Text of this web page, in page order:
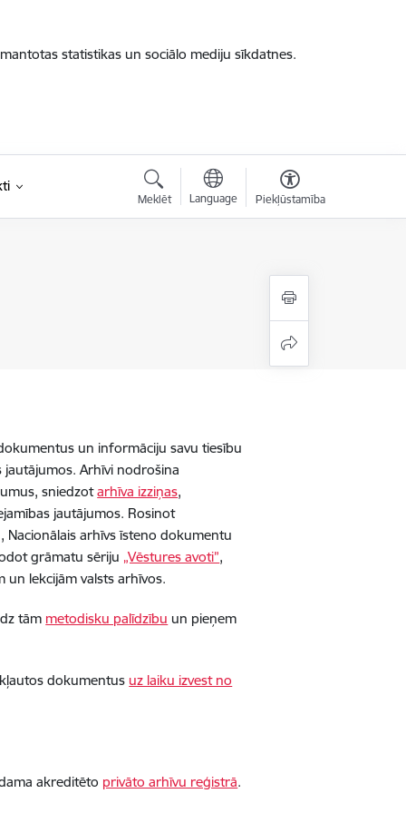
statistikas un sociālo mediju sīkdatnes.
Meklēt Language Piekļūstamība
un informāciju savu tiesību
jautājumos. Arhīvi nodrošina
sniedzotarhīva izziņas,
jautājumos. Rosinot
arhīvs īsteno dokumentu
grāmatu sēriju „Vēstures avoti”,
un lekcijām valsts arhīvos.
tām metodisku palīdzību un pieņem
dokumentus uz laiku izvest no
akreditēto privāto arhīvu reģistrā.